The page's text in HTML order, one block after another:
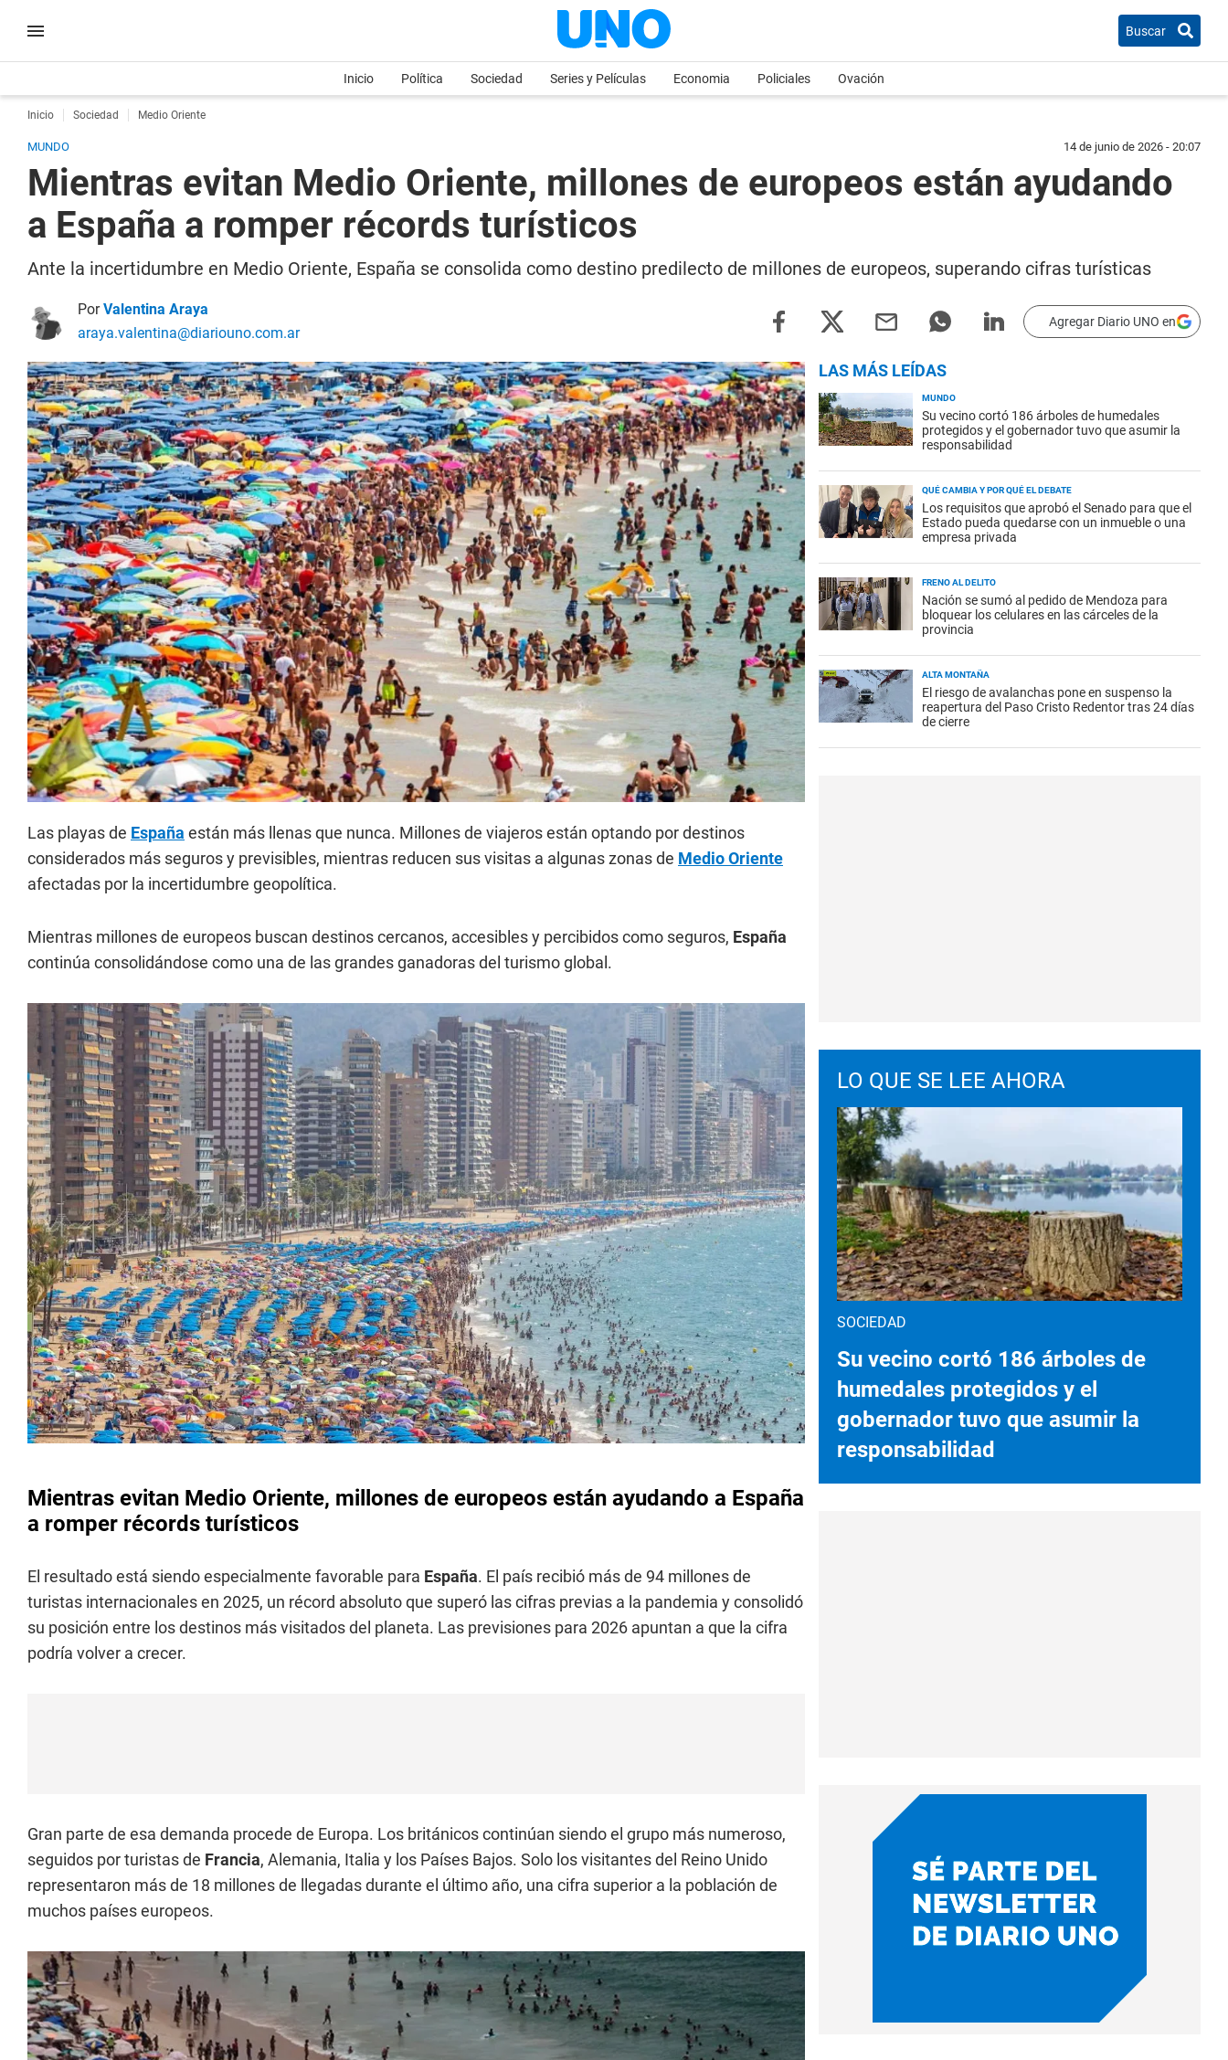
Buscar
Inicio Política Sociedad Series y Películas Economia Policiales Ovación
Inicio Sociedad Medio Oriente
MUNDO 14 de junio de 2026 - 20:07
Mientras evitan Medio Oriente, millones de europeos están ayudando
a España a romper récords turísticos
Ante la incertidumbre en Medio Oriente, España se consolida como destino predilecto de millones de europeos, superando cifras turísticas
PorValentina Araya
araya.valentina@diariouno.com.ar
Agregar Diario UNO en
Las playas de España están más llenas que nunca. Millones de viajeros están optando por destinos
considerados más seguros y previsibles, mientras reducen sus visitas a algunas zonas de Medio Oriente
afectadas por la incertidumbre geopolítica.
Mientras millones de europeos buscan destinos cercanos, accesibles y percibidos como seguros, España
continúa consolidándose como una de las grandes ganadoras del turismo global.
Mientras evitan Medio Oriente, millones de europeos están ayudando a España
a romper récords turísticos
El resultado está siendo especialmente favorable para España. El país recibió más de 94 millones de
turistas internacionales en 2025, un récord absoluto que superó las cifras previas a la pandemia y consolidó
su posición entre los destinos más visitados del planeta. Las previsiones para 2026 apuntan a que la cifra
podría volver a crecer.
Gran parte de esa demanda procede de Europa. Los británicos continúan siendo el grupo más numeroso,
seguidos por turistas de Francia, Alemania, Italia y los Países Bajos. Solo los visitantes del Reino Unido
representaron más de 18 millones de llegadas durante el último año, una cifra superior a la población de
muchos países europeos.
LAS MÁS LEÍDAS
MUNDO
Su vecino cortó 186 árboles de humedales
protegidos y el gobernador tuvo que asumir la
responsabilidad
QUÉ CAMBIA Y POR QUÉ EL DEBATE
Los requisitos que aprobó el Senado para que el
Estado pueda quedarse con un inmueble o una
empresa privada
FRENO AL DELITO
Nación se sumó al pedido de Mendoza para
bloquear los celulares en las cárceles de la
provincia
ALTA MONTAÑA
El riesgo de avalanchas pone en suspenso la
reapertura del Paso Cristo Redentor tras 24 días
de cierre
LO QUE SE LEE AHORA
SOCIEDAD
Su vecino cortó 186 árboles de
humedales protegidos y el
gobernador tuvo que asumir la
responsabilidad